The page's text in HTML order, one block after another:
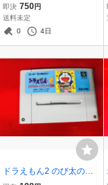
即決 750円
送料未定
0
4日
ドラえもん2 のび太のト